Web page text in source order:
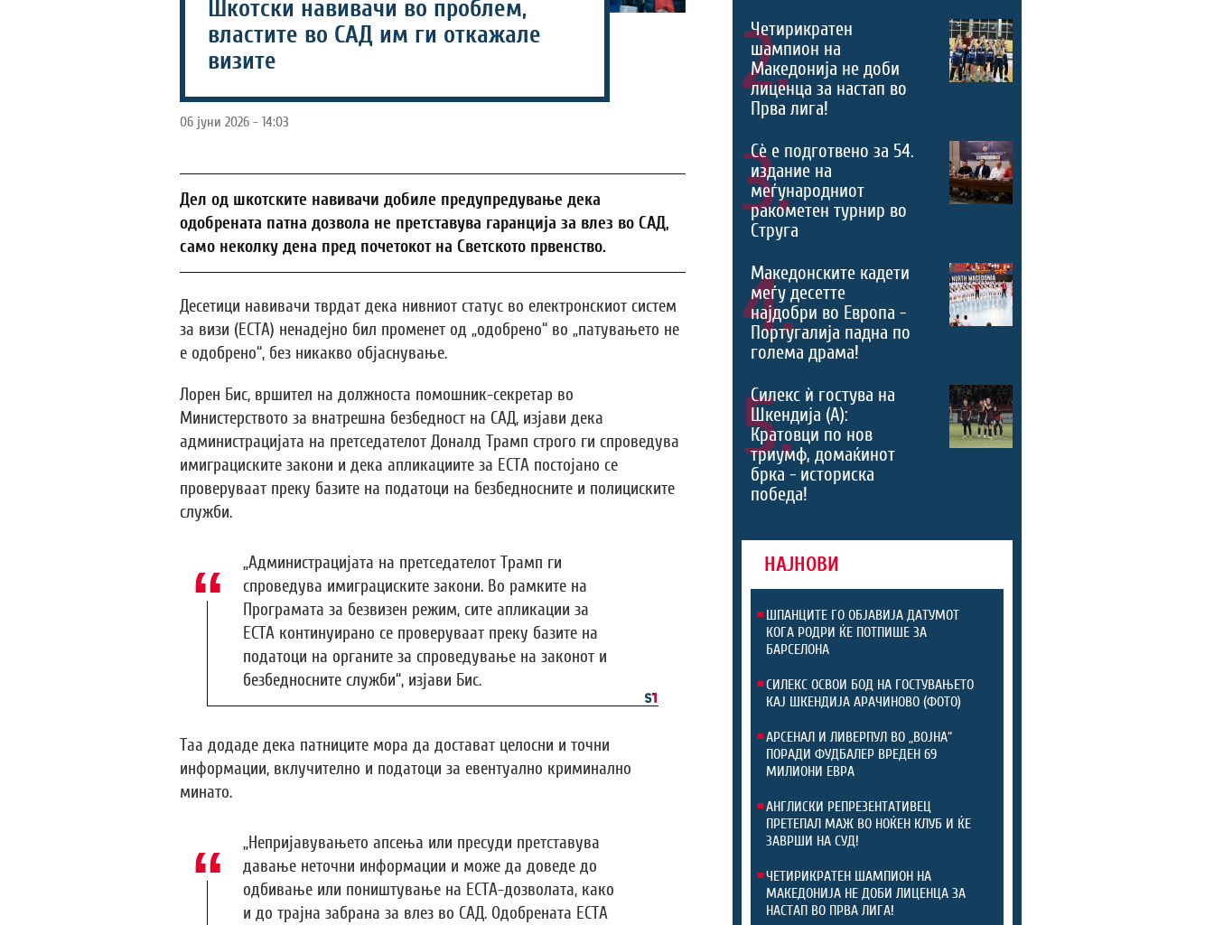
Шкотски навивачи во проблем,
властите во САД им ги откажале
визите
06 јуни 2026 - 14:03
Дел од шкотските навивачи добиле предупредување дека
одобрената патна дозвола не претставува гаранција за влез во САД,
само неколку дена пред почетокот на Светското првенство.
Десетици навивачи тврдат дека нивниот статус во електронскиот систем
за визи (ЕСТА) ненадејно бил променет од „одобрено“ во „патувањето не
е одобрено“, без никакво објаснување.
Лорен Бис, вршител на должноста помошник-секретар во
Министерството за внатрешна безбедност на САД, изјави дека
администрацијата на претседателот Доналд Трамп строго ги спроведува
имиграциските закони и дека апликациите за ЕСТА постојано се
проверуваат преку базите на податоци на безбедносните и полициските
служби.
„Администрацијата на претседателот Трамп ги
спроведува имиграциските закони. Во рамките на
Програмата за безвизен режим, сите апликации за
ЕСТА континуирано се проверуваат преку базите на
податоци на органите за спроведување на законот и
безбедносните служби“, изјави Бис.
Таа додаде дека патниците мора да достават целосни и точни
информации, вклучително и податоци за евентуално криминално
минато.
„Непријавувањето апсења или пресуди претставува
давање неточни информации и може да доведе до
одбивање или поништување на ЕСТА-дозволата, како
и до трајна забрана за влез во САД. Одобрената ЕСТА
2.
Четирикратен
шампион на
Македонија не доби
лиценца за настап во
Прва лига!
3.
Сѐ е подготвено за 54.
издание на
меѓународниот
ракометен турнир во
Струга
4.
Македонските кадети
меѓу десетте
најдобри во Европа -
Португалија падна по
голема драма!
5.
Силекс ѝ гостува на
Шкендија (А):
Кратовци по нов
триумф, домаќинот
брка - историска
победа!
НАЈНОВИ
ШПАНЦИТЕ ГО ОБЈАВИЈА ДАТУМОТ
КОГА РОДРИ ЌЕ ПОТПИШЕ ЗА
БАРСЕЛОНА
СИЛЕКС ОСВОИ БОД НА ГОСТУВАЊЕТО
КАЈ ШКЕНДИЈА АРАЧИНОВО (ФОТО)
АРСЕНАЛ И ЛИВЕРПУЛ ВО „ВОЈНА“
ПОРАДИ ФУДБАЛЕР ВРЕДЕН 69
МИЛИОНИ ЕВРА
АНГЛИСКИ РЕПРЕЗЕНТАТИВЕЦ
ПРЕТЕПАЛ МАЖ ВО НОЌЕН КЛУБ И ЌЕ
ЗАВРШИ НА СУД!
ЧЕТИРИКРАТЕН ШАМПИОН НА
МАКЕДОНИЈА НЕ ДОБИ ЛИЦЕНЦА ЗА
НАСТАП ВО ПРВА ЛИГА!